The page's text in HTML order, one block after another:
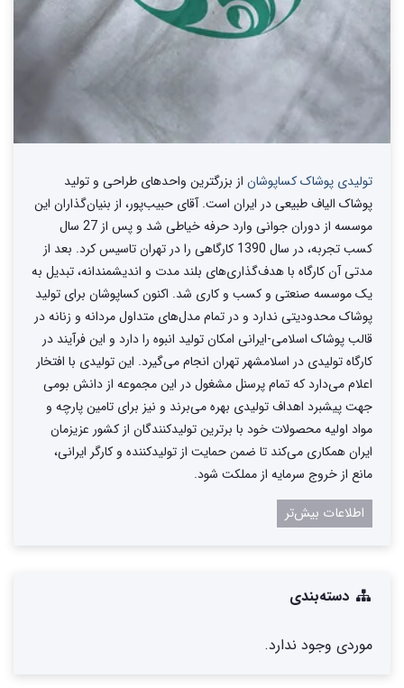
تولیدی پوشاک کساپوشان از بزرگترین واحد‌های طراحی و تولید‌
پوشاک الیاف طبیعی در ایران است. آقای حبیب‌پور، از بنیان‌گذاران این
موسسه از دوران جوانی وارد حرفه خیاطی شد و پس از 27 سال
کسب تجربه، در سال 1390 کارگاهی را در تهران تاسیس کرد. بعد از
مدتی آن کارگاه با هدف‌گذاری‌های بلند مدت و اندیشمندانه، تبدیل به
یک موسسه صنعتی و کسب و کاری شد. اکنون کساپوشان برای تولید
پوشاک محدودیتی ندارد و در تمام مدل‌های متداول مردانه و زنانه در
قالب پوشاک اسلامی-ایرانی امکان تولید انبوه را دارد و این فرآیند در
کارگاه تولیدی در اسلامشهر تهران انجام می‌گیرد. این تولیدی با افتخار
اعلام می‌دارد که تمام پرسنل مشغول در این مجموعه از دانش بومی
جهت پیشبرد اهداف تولیدی بهره می‌برند و نیز برای تامین پارچه و
مواد اولیه محصولات خود با برترین تولیدکنندگان از کشور عزیزمان
ایران همکاری می‌کند تا ضمن حمایت از تولیدکننده و کارگر ایرانی،
مانع از خروج سرمایه از مملکت شود.
اطلاعات بیش‌تر
دسته‌بندی
موردی وجود ندارد.